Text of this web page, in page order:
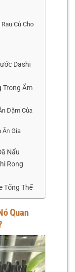
Củ Cho
Dashi
Trong Ẩm
Dặm Của
Ăn Gia
Nấu
Rong
Tổng Thể
Quan